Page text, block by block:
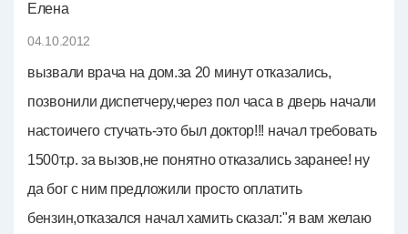
Елена
04.10.2012
вызвали врача на дом.за 20 минут отказались,
позвонили диспетчеру,через пол часа в дверь начали
настоичего стучать-это был доктор!!! начал требовать
1500т.р. за вызов,не понятно отказались заранее! ну
да бог с ним предложили просто оплатить
бензин,отказался начал хамить сказал:"я вам желаю